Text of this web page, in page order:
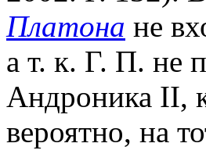
Платона не
а т. к. Г. П. не
Андроника II,
вероятно, на